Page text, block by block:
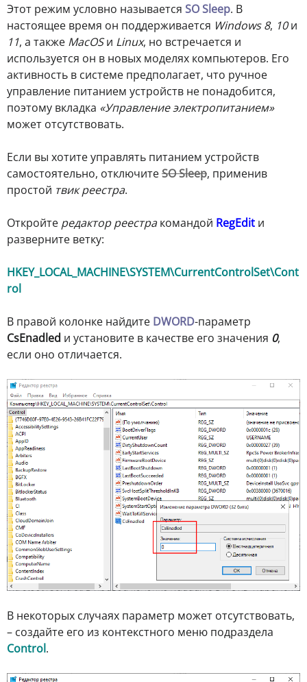
Этот режим условно называется SO Sleep. В
настоящее время он поддерживается Windows 8, 10и
11, а также MacOSи Linux, но встречается и
используется он в новых моделях компьютеров. Его
активность в системе предполагает, что ручное
управление питанием устройств не понадобится,
поэтому вкладка «Управление электропитанием»
может отсутствовать.
Если вы хотите управлять питанием устройств
самостоятельно, отключитеSO Sleep, применив
простой твик реестра.
Откройте редактор реестракомандой RegEdit и
разверните ветку:
HKEY_LOCAL_MACHINE\SYSTEM\CurrentControlSet\Cont
rol
В правой колонке найдите DWORD-параметр
CsEnadled и установите в качестве его значения 0,
если оно отличается.
В некоторых случаях параметр может отсутствовать,
– создайте его из контекстного меню подраздела
Control.